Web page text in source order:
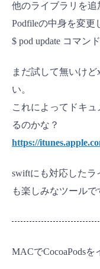
他のライブラリを
Podfileの中身を変更
$ pod update コマン
まだ試して無いけ
い。
これによってドキ
るのかな？
https://
swiftにも対応した
も楽しみなツールで
MACでCocoaPods